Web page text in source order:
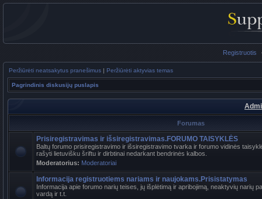
Registruotis
Peržiūrėti neatsakytus pranešimus | Peržiūrėti aktyvias temas
Pagrindinis diskusijų puslapis
Forumas
Prisiregistravimas ir išsiregistravimas.FORUMO TAISYKLĖS
Baltų forumo prisiregistravimo ir išsiregistravimo tvarka ir forumo vidinės
rašyti lietuvišku šriftu ir dirbtinai nedarkant bendrinės kalbos.
Moderatorius: Moderatoriai
Informacija registruotiems nariams ir naujokams.Prisistatymas
Informacija apie forumo narių teises, jų išplėtimą ir apribojimą, neaktyvių narių
vardą ir t.t.